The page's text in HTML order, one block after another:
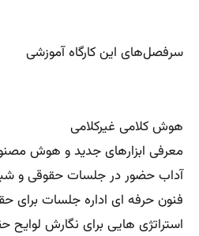
سرفصل‌های این کارگاه آموزشی
هوش کلامی غیرکلامی
معرفی ابزارهای جدید و هوش
آداب حضور در جلسات حقوقی و
فنون حرفه ای اداره جلسات برای
استراتژی هایی برای نگارش لوایح